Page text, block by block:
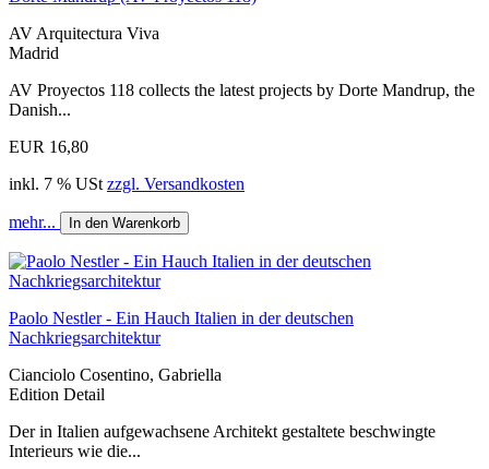
AV Arquitectura Viva
Madrid
AV Proyectos 118 collects the latest projects by Dorte Mandrup, the
Danish...
EUR 16,80
inkl. 7 % USt zzgl. Versandkosten
mehr... In den Warenkorb
Paolo Nestler - Ein Hauch Italien in der deutschen
Nachkriegsarchitektur
Cianciolo Cosentino, Gabriella
Edition Detail
Der in Italien aufgewachsene Architekt gestaltete beschwingte
Interieurs wie die...